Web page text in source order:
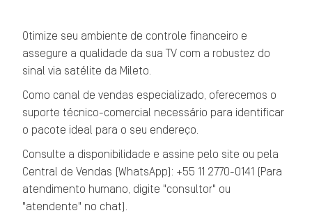
Otimize seu ambiente de controle financeiro e
assegure a qualidade da sua TV com a robustez do
sinal via satélite da Mileto.
Como canal de vendas especializado, oferecemos o
suporte técnico-comercial necessário para identificar
o pacote ideal para o seu endereço.
Consulte a disponibilidade e assine pelo site ou pela
Central de Vendas (WhatsApp): +55 11 2770-0141 (Para
atendimento humano, digite "consultor" ou
"atendente" no chat).